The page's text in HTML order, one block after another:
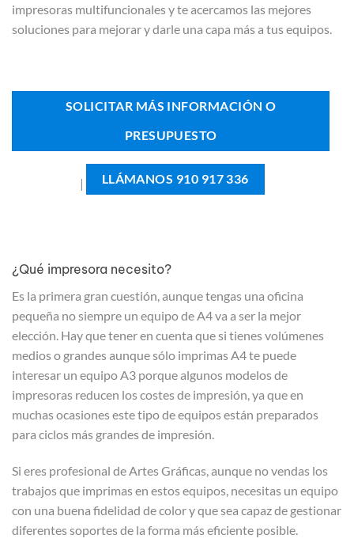
impresoras multifuncionales y te acercamos las mejores
soluciones para mejorar y darle una capa más a tus equipos.
SOLICITAR MÁS INFORMACIÓN O
PRESUPUESTO
| LLÁMANOS 910 917 336
¿Qué impresora necesito?
Es la primera gran cuestión, aunque tengas una oficina
pequeña no siempre un equipo de A4 va a ser la mejor
elección. Hay que tener en cuenta que si tienes volúmenes
medios o grandes aunque sólo imprimas A4 te puede
interesar un equipo A3 porque algunos modelos de
impresoras reducen los costes de impresión, ya que en
muchas ocasiones este tipo de equipos están preparados
para ciclos más grandes de impresión.
Si eres profesional de Artes Gráficas, aunque no vendas los
trabajos que imprimas en estos equipos, necesitas un equipo
con una buena fidelidad de color y que sea capaz de gestionar
diferentes soportes de la forma más eficiente posible.